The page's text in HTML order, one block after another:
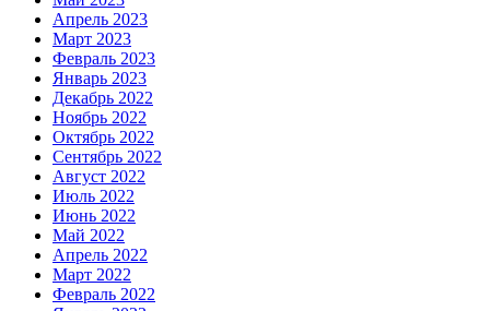
Апрель 2023
Март 2023
Февраль 2023
Январь 2023
Декабрь 2022
Ноябрь 2022
Октябрь 2022
Сентябрь 2022
Август 2022
Июль 2022
Июнь 2022
Май 2022
Апрель 2022
Март 2022
Февраль 2022